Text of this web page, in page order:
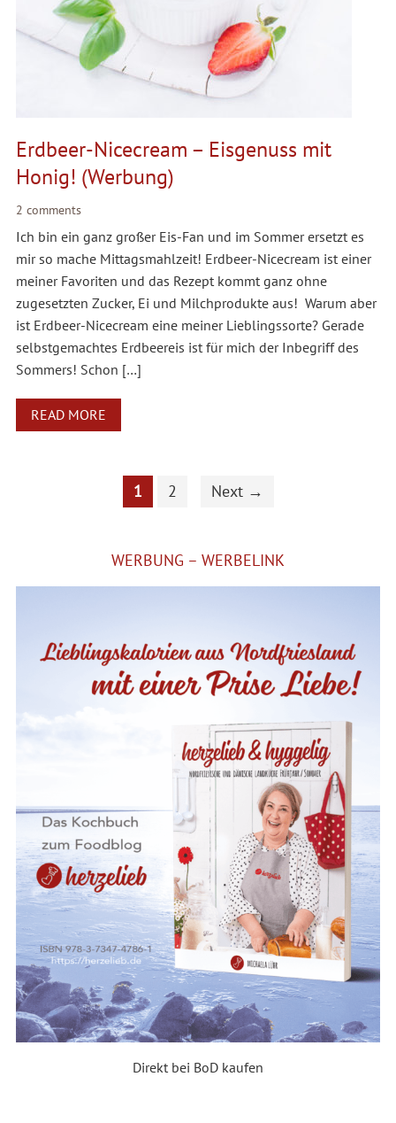
Erdbeer-Nicecream – Eisgenuss mit
Honig! (Werbung)
2 comments
Ich bin ein ganz großer Eis-Fan und im Sommer ersetzt es
mir so mache Mittagsmahlzeit! Erdbeer-Nicecream ist einer
meiner Favoriten und das Rezept kommt ganz ohne
zugesetzten Zucker, Ei und Milchprodukte aus! Warum aber
ist Erdbeer-Nicecream eine meiner Lieblingssorte? Gerade
selbstgemachtes Erdbeereis ist für mich der Inbegriff des
Sommers! Schon […]
READ MORE
1 2 Next →
WERBUNG – WERBELINK
Direkt bei BoD kaufen